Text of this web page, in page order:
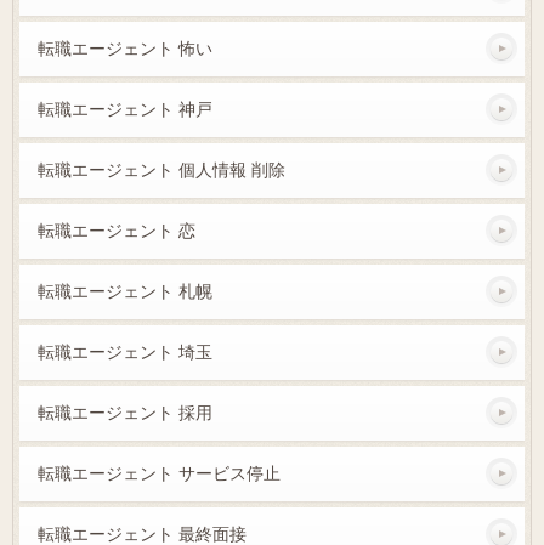
転職エージェント 怖い
転職エージェント 神戸
転職エージェント 個人情報 削除
転職エージェント 恋
転職エージェント 札幌
転職エージェント 埼玉
転職エージェント 採用
転職エージェント サービス停止
転職エージェント 最終面接